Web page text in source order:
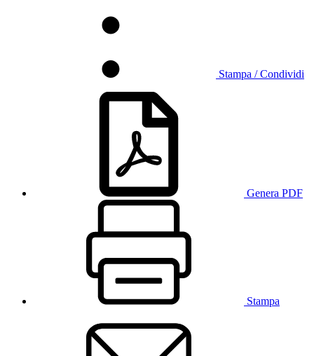
Stampa / Condividi
Genera PDF
Stampa